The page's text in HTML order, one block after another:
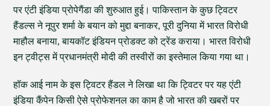
पर एंटी इंडिया प्रोपेगैंडा की शुरुआत हुई। पाकिस्तान के कुछ ट्विटर
हैंडल्स ने नूपुर शर्मा के बयान को मुद्दा बनाकर, पूरी दुनिया में भारत विरोधी
माहौल बनाया, बायकॉट इंडियन प्रोडक्ट को ट्रेंड कराया। भारत विरोधी
इन ट्वीट्स में प्रधानमंत्री मोदी की तस्वीरों का इस्तेमाल किया गया था।
हॉक आई नाम के इस ट्विटर हैंडल ने लिखा था कि ट्विटर पर यह एंटी
इंडिया कैंपेन किसी ऐसे प्रोफेशनल का काम है जो भारत की खबरों पर